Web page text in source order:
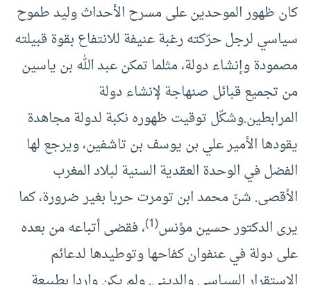
كان ظهور الموحدين على مسرح الأحداث وليد طموح
سياسي لرجل حرّكته رغبة عنيفة للانتفاع بقوة قبيلته
مصمودة وإنشاء دولة، مثلما تمكن عبد الله بن ياسين
من تجميع قبائل صنهاجة لإنشاء دولة
المرابطين.وشكّل توقيت ظهوره نكبة لدولة مجاهدة
يقودها الأمير علي بن يوسف بن تاشفين، ويرجع لها
الفضل في الوحدة العقدية السنية لبلاد المغرب
الأقصى. شنّ محمد ابن تومرت حربا بغير ضرورة، كما
يرى الدكتور حسين مؤنس(1) ، فقضى أتباعه من بعده
على دولة في عنفوان كفاحها وتوطيدها لدعائم